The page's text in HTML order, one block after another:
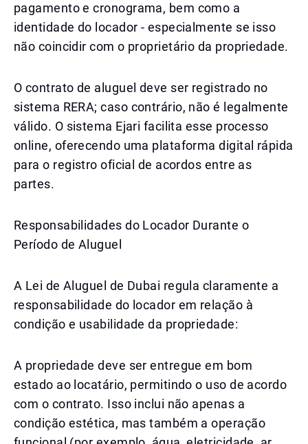
pagamento e cronograma, bem como a
identidade do locador - especialmente se isso
não coincidir com o proprietário da propriedade.
O contrato de aluguel deve ser registrado no
sistema RERA; caso contrário, não é legalmente
válido. O sistema Ejari facilita esse processo
online, oferecendo uma plataforma digital rápida
para o registro oficial de acordos entre as
partes.
Responsabilidades do Locador Durante o
Período de Aluguel
A Lei de Aluguel de Dubai regula claramente a
responsabilidade do locador em relação à
condição e usabilidade da propriedade:
A propriedade deve ser entregue em bom
estado ao locatário, permitindo o uso de acordo
com o contrato. Isso inclui não apenas a
condição estética, mas também a operação